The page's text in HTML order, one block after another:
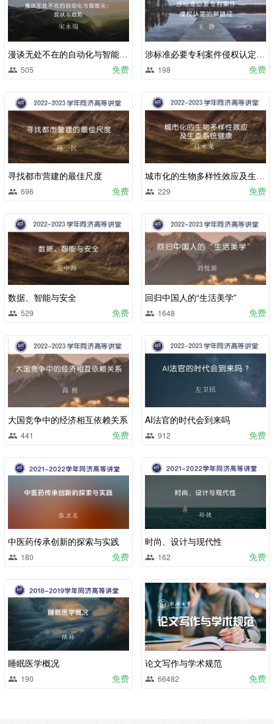
漫谈无处不在的自动化与智能化：现状与趋势
505 免费
涉标准必要专利案件侵权认定的新路径
198 免费
寻找都市营建的最佳尺度
696 免费
城市化的生物多样性效应及生态系统健康
229 免费
数据、智能与安全
529 免费
回归中国人的“生活美学”
1648 免费
大国竞争中的经济相互依赖关系
441 免费
AI法官的时代会到来吗
912 免费
中医药传承创新的探索与实践
180 免费
时尚、设计与现代性
162 免费
睡眠医学概况
190 免费
论文写作与学术规范
66482 免费